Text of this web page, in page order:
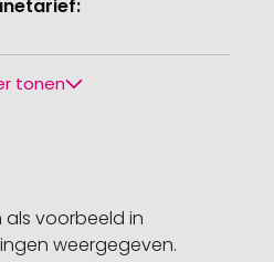
tonen
als voorbeeld in
weergegeven.